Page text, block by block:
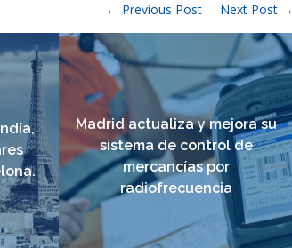
← Previous Post Next Post →
Madrid actualiza y mejora su
sistema de control de
mercancías por
radiofrecuencia